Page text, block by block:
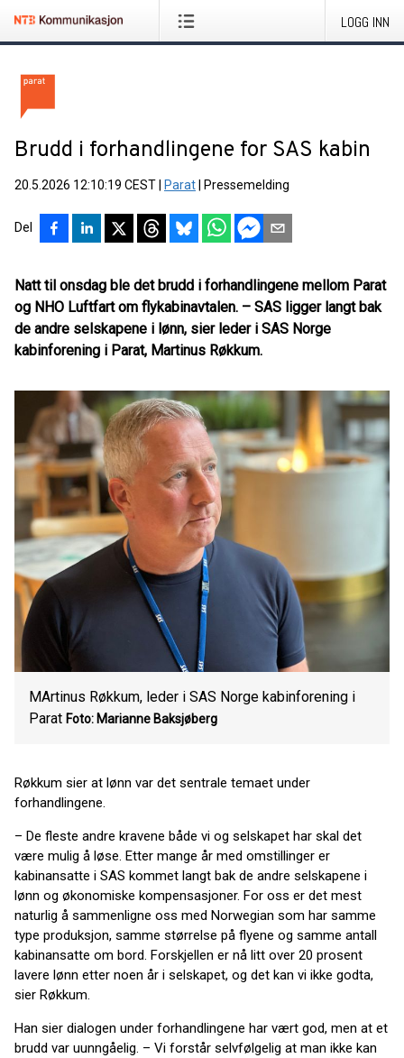
LOGG INN
Brudd i forhandlingene for SAS kabin
20.5.2026 12:10:19 CEST Parat Pressemelding
Del
Natt til onsdag ble det brudd i forhandlingene mellom Parat
og NHO Luftfart om flykabinavtalen. – SAS ligger langt bak
de andre selskapene i lønn, sier leder i SAS Norge
kabinforening i Parat, Martinus Røkkum.
MArtinus Røkkum, leder i SAS Norge kabinforening i
Parat Foto: Marianne Baksjøberg
Røkkum sier at lønn var det sentrale temaet under
forhandlingene.
– De fleste andre kravene både vi og selskapet har skal det
være mulig å løse. Etter mange år med omstillinger er
kabinansatte i SAS kommet langt bak de andre selskapene i
lønn og økonomiske kompensasjoner. For oss er det mest
naturlig å sammenligne oss med Norwegian som har samme
type produksjon, samme størrelse på flyene og samme antall
kabinansatte om bord. Forskjellen er nå litt over 20 prosent
lavere lønn etter noen år i selskapet, og det kan vi ikke godta,
sier Røkkum.
Han sier dialogen under forhandlingene har vært god, men at et
brudd var uunngåelig. – Vi forstår selvfølgelig at man ikke kan